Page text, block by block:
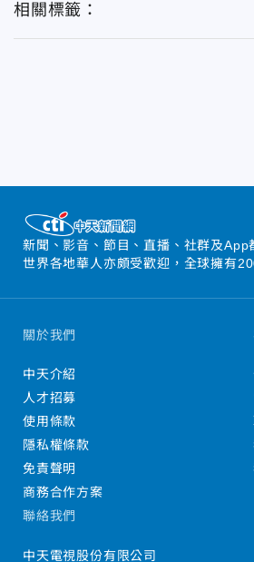
相關標籤：
新聞、影音、節目、直播、社群及App
世界各地華人亦頗受歡迎，全球擁有
關於我們
中天介紹
人才招募
使用條款
隱私權條款
免責聲明
商務合作方案
聯絡我們
中天電視股份有限公司